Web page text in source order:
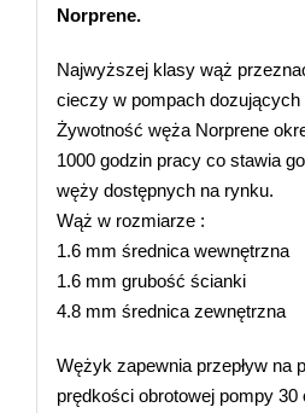
Norprene.
Najwyższej klasy wąż
cieczy w pompach
Żywotność węża Norprene
1000 godzin pracy co stawia
węży dostępnych na rynku.
Wąż w rozmiarze :
1.6 mm średnica wewnętrzna
1.6 mm grubość ścianki
4.8 mm średnica zewnętrzna
Wężyk zapewnia przepływ na
prędkości obrotowej pompy 30